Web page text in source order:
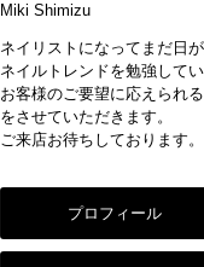
Miki Shimizu
ネイリストになってまだ日
ネイルトレンドを勉強してい
お客様のご要望に応えられ
をさせていただきます。
ご来店お待ちしております。
プロフィール